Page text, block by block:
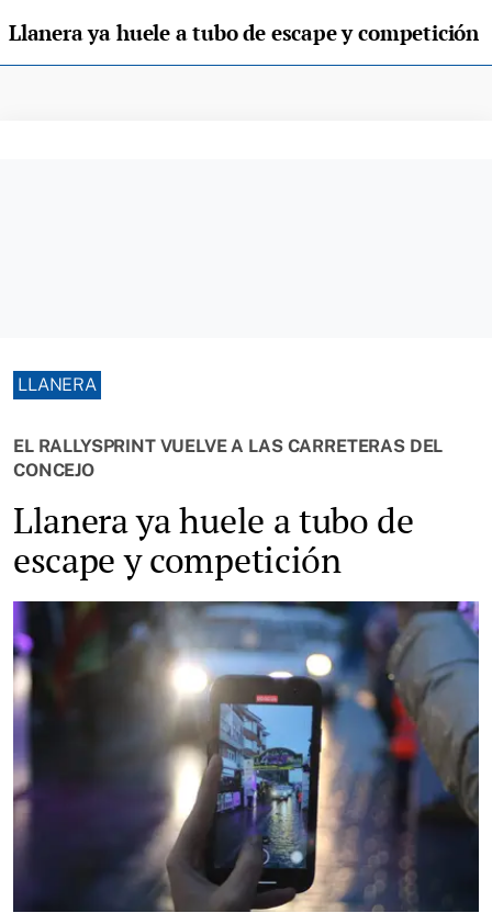
Llanera ya huele a tubo de escape y competición
LLANERA
EL RALLYSPRINT VUELVE A LAS CARRETERAS DEL
CONCEJO
Llanera ya huele a tubo de
escape y competición